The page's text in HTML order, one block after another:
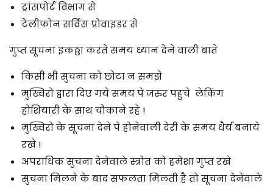
ट्रांसपोर्ट विभाग से
टेलीफोन सर्विस प्रोवाइडर से
गुप्त सूचना इकठ्ठा करते समय ध्यान देने वाली बाते
किसी भी सुचना को छोटा न समझे
मुख्विरो द्वारा दिए गये समय पे जरुर पहुचे लेकिंग
होशियारी के साथ चौकाने रहे !
मुख्विरो के सूचना देने पे होनेवाली देरी के समय धैर्य बनाये
रखे !
अपराधिक सुचना देनेवाले स्त्रोत को हमेशा गुप्त रखे
सुचना मिलने के बाद सफलता मिलती है तो सूचना देनेवाले